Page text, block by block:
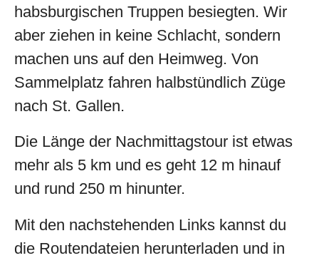
habsburgischen Truppen besiegten. Wir
aber ziehen in keine Schlacht, sondern
machen uns auf den Heimweg. Von
Sammelplatz fahren halbstündlich Züge
nach St. Gallen.
Die Länge der Nachmittagstour ist etwas
mehr als 5 km und es geht 12 m hinauf
und rund 250 m hinunter.
Mit den nachstehenden Links kannst du
die Routendateien herunterladen und in